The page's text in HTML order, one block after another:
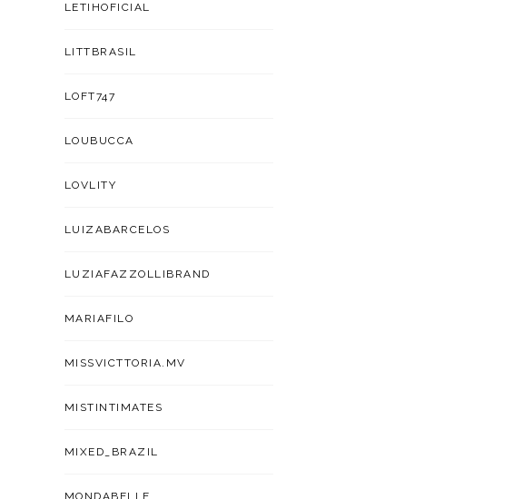
LETIHOFICIAL
LITTBRASIL
LOFT747
LOUBUCCA
LOVLITY
LUIZABARCELOS
LUZIAFAZZOLLIBRAND
MARIAFILO
MISSVICTTORIA.MV
MISTINTIMATES
MIXED_BRAZIL
MONDABELLE